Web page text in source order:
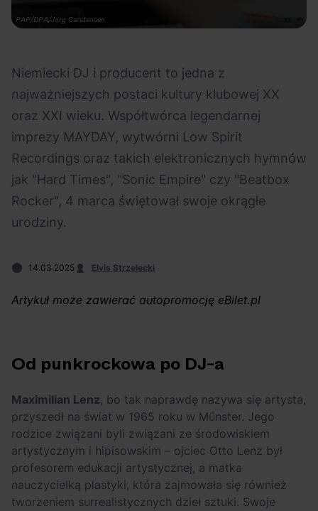
Scena Impostora 06.08.2026
Kto jest
prawdziwym fanem
Chivasa?
eBilet Festiwal
Aplikacja
KAMAAAN nową
inicjatywą eBilet
jednoczącą fanów
Festiwal OFF Festival 04.08.2026
warte uwagi!
High Five Polecane
wydarzeń w polskim
lipiec 2026]
Fot. PAP/DPA/Jorg Carstensen
Niemiecki DJ i producent to jedna z
najważniejszych postaci kultury klubowej XX
oraz XXI wieku. Współtwórca legendarnej
imprezy MAYDAY, wytwórni Low Spirit
Recordings oraz takich elektronicznych hymnów
jak "Hard Times", "Sonic Empire" czy "Beatbox
Rocker", 4 marca świętował swoje okrągłe
urodziny.
14.03.2025 Elvis Strzelecki
Artykuł może zawierać autopromocję eBilet.pl
Od punkrockowa po DJ-a
Maximilian Lenz, bo tak naprawdę nazywa się artysta,
przyszedł na świat w 1965 roku w Münster. Jego
rodzice związani byli związani ze środowiskiem
artystycznym i hipisowskim – ojciec Otto Lenz był
profesorem edukacji artystycznej, a matka
nauczycielką plastyki, która zajmowała się również
tworzeniem surrealistycznych dzieł sztuki. Swoje